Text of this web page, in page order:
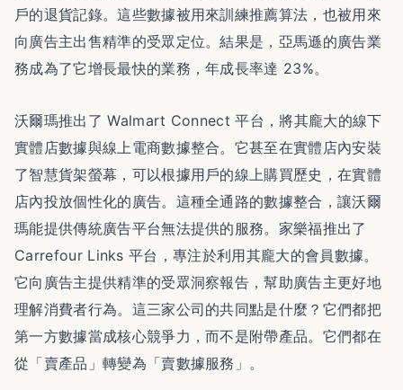
戶的退貨記錄。這些數據被用來訓練推薦算法，也被用來
向廣告主出售精準的受眾定位。結果是，亞馬遜的廣告業
務成為了它增長最快的業務，年成長率達 23%。
沃爾瑪推出了 Walmart Connect 平台，將其龐大的線下
實體店數據與線上電商數據整合。它甚至在實體店內安裝
了智慧貨架螢幕，可以根據用戶的線上購買歷史，在實體
店內投放個性化的廣告。這種全通路的數據整合，讓沃爾
瑪能提供傳統廣告平台無法提供的服務。家樂福推出了
Carrefour Links 平台，專注於利用其龐大的會員數據。
它向廣告主提供精準的受眾洞察報告，幫助廣告主更好地
理解消費者行為。這三家公司的共同點是什麼？它們都把
第一方數據當成核心競爭力，而不是附帶產品。它們都在
從「賣產品」轉變為「賣數據服務」。